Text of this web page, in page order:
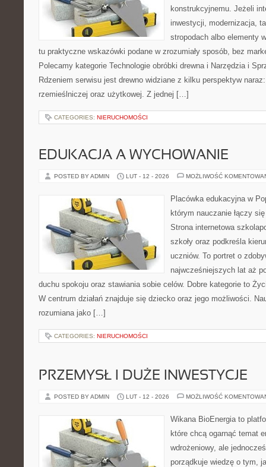
konstrukcyjnemu. Jeżeli
inwestycji, modernizacja,
stropodach albo elementy
tu praktyczne wskazówki podane w zrozumiały sposób, bez
Polecamy kategorie Technologie obróbki drewna i Narzędzia i
Rdzeniem serwisu jest drewno widziane z kilku perspektyw
rzemieślniczej oraz użytkowej. Z jednej […]
CATEGORIES: NIERUCHOMOŚCI
EDUKACJA A WYCHOWANIE
POSTED BY ADMIN LUT - 12 - 2026 MOŻLIWOŚĆ
Placówka edukacyjna w
którym nauczanie łączy
Strona internetowa
szkoły oraz podkreśla
uczniów. To portret o
najwcześniejszych lat aż
duchu spokoju oraz stawiania sobie celów. Dobre kategorie to
W centrum działań znajduje się dziecko oraz jego możliwości.
rozumiana jako […]
CATEGORIES: NIERUCHOMOŚCI
PRZEMYSŁ I DUŻE INWESTYCJE
POSTED BY ADMIN LUT - 12 - 2026 MOŻLIWOŚĆ
Wikana BioEnergia to
które chcą ogarnąć temat
wdrożeniowy, ale
porządkuje wiedzę o tym,